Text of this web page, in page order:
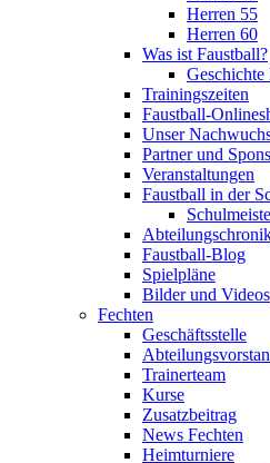
Herren 55
Herren 60
Was ist Faustball?
Geschichte
Trainingszeiten
Faustball-
Unser
Partner und
Veranstaltungen
Faustball in der
Faustball-Blog
Spielpläne
Bilder und Videos
Fechten
Geschäftsstelle
Trainerteam
Kurse
Zusatzbeitrag
News Fechten
Heimturniere